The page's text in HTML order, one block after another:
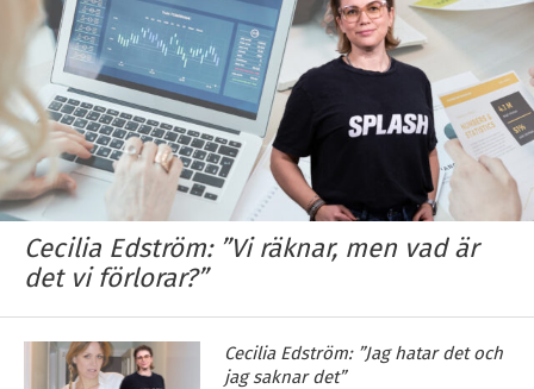
Cecilia Edström: ”Vi räknar, men vad är
det vi förlorar?”
Cecilia Edström: ”Jag hatar det och
jag saknar det”